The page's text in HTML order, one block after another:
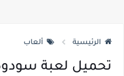
الرئيسية ألعاب